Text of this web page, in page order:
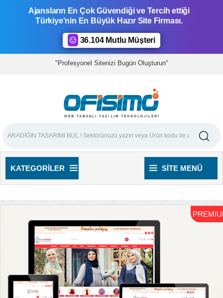
Ajansların En Çok Güvendiği ve Tercih ettiği
Türkiye'nin En Büyük Hazır Site Firması.
36.104 Mutlu Müşteri
"Profesyonel Sitenizi Bugün Oluşturun"
KATEGORILER SITE MENÜ